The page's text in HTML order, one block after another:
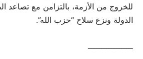
للخروج من الأزمة، بالتزامن مع تصاعد
الدولة ونزع سلاح “حزب الله”.
ــــــــــــــــــ